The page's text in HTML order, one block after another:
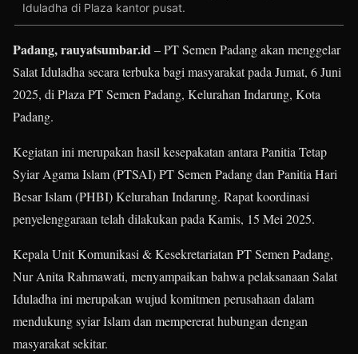
Iduladha di Plaza kantor pusat.
Padang, rauyatsumbar.id– PT Semen Padang akan menggelar
Salat Iduladha secara terbuka bagi masyarakat pada Jumat, 6 Juni
2025, di Plaza PT Semen Padang, Kelurahan Indarung, Kota
Padang.
Kegiatan ini merupakan hasil kesepakatan antara Panitia Tetap
Syiar Agama Islam (PTSAI) PT Semen Padang dan Panitia Hari
Besar Islam (PHBI) Kelurahan Indarung. Rapat koordinasi
penyelenggaraan telah dilakukan pada Kamis, 15 Mei 2025.
Kepala Unit Komunikasi & Kesekretariatan PT Semen Padang,
Nur Anita Rahmawati, menyampaikan bahwa pelaksanaan Salat
Iduladha ini merupakan wujud komitmen perusahaan dalam
mendukung syiar Islam dan mempererat hubungan dengan
masyarakat sekitar.